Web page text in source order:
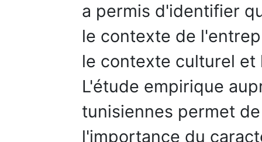
a permis d'identifier
le contexte de
le contexte culturel
L'étude empirique
tunisiennes permet
l'importance du